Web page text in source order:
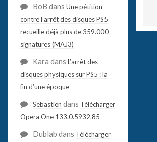
BoB dans Une pétition
contre l’arrêt des disques PS5
recueille déjà plus de 359.000
signatures (MAJ3)
Kara dans L’arrêt des
disques physiques sur PS5 : la
fin d’une époque
Sebastien dans Télécharger
Opera One 133.0.5932.85
Dublab dans Télécharger